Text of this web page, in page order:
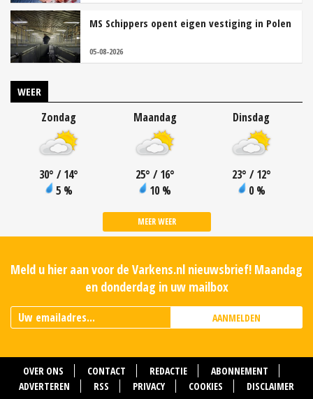
MS Schippers opent eigen vestiging in Polen
05-08-2026
WEER
Zondag
30° / 14°
5 %
Maandag
25° / 16°
10 %
Dinsdag
23° / 12°
0 %
MEER WEER
Meld u hier aan voor de Varkens.nl nieuwsbrief! Maandag
en donderdag in uw mailbox
AANMELDEN
OVER ONS CONTACT REDACTIE
ABONNEMENT
ADVERTEREN
RSS PRIVACY COOKIES DISCLAIMER